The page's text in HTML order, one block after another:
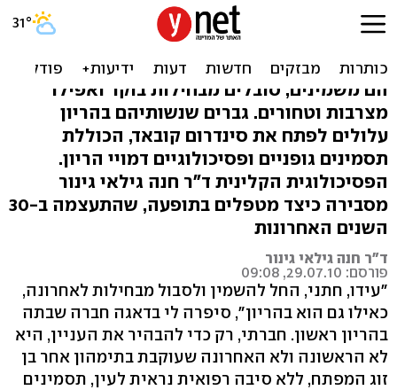
האישה בהריון, הבעל עם
בחילות בוקר: סינדרום קובאד
הם משמינים, סובלים מבחילות בוקר ואפילו
מצרבות וטחורים. גברים שנשותיהם בהריון
עלולים לפתח את סינדרום קובאד, הכוללת
תסמינים גופניים ופסיכולוגיים דמויי הריון.
הפסיכולוגית הקלינית ד"ר חנה גילאי גינור
מסבירה כיצד מטפלים בתופעה, שהתעצמה ב-30
השנים האחרונות
ד"ר חנה גילאי גינור
פורסם: 29.07.10, 09:08
"עידו, חתני, החל להשמין ולסבול מבחילות לאחרונה,
כאילו גם הוא בהריון", סיפרה לי בדאגה חברה שבתה
בהריון ראשון. חברתי, רק כדי להבהיר את העניין, היא
לא הראשונה ולא האחרונה שעוקבת בתימהון אחר בן
זוג המפתח, ללא סיבה רפואית נראית לעין, תסמינים